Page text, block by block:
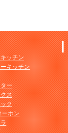
ッチン
キッチン
ー
ス
ク
ーホン